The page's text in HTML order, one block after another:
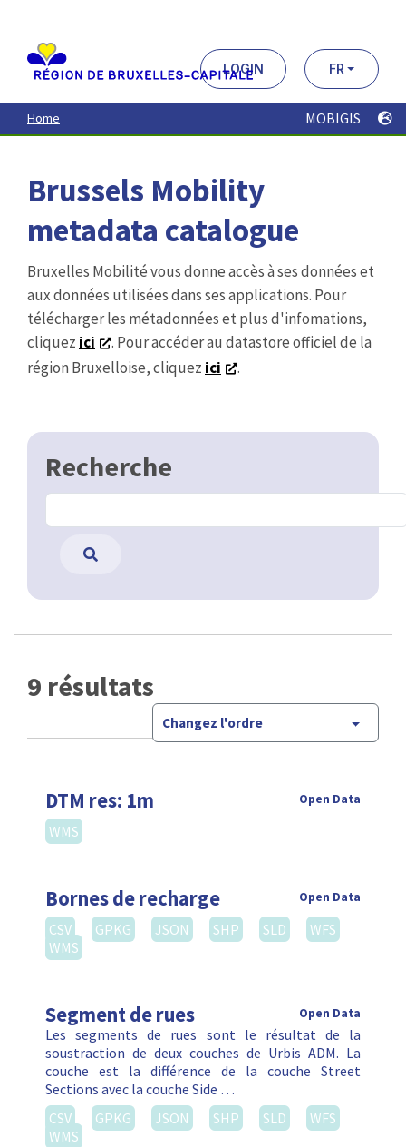
contenu
principal
LOGIN FR
Home MOBIGIS
Brussels Mobility
metadata catalogue
Bruxelles Mobilité vous donne accès à ses données et
aux données utilisées dans ses applications. Pour
télécharger les métadonnées et plus d'infomations,
cliquez ici
. Pour accéder au datastore officiel de la
région Bruxelloise, cliquez ici .
Recherche
9 résultats
Changez l'ordre
DTM res: 1m Open Data
WMS
Bornes de recharge Open Data
CSV GPKG JSON SHP SLD
WFS
WMS
Segment de rues Open Data
Les segments de rues sont le résultat de la
soustraction de deux couches de Urbis ADM. La
couche est la différence de la couche Street
Sections avec la couche Side …
CSV
GPKG JSON SHP SLD
WFS
WMS